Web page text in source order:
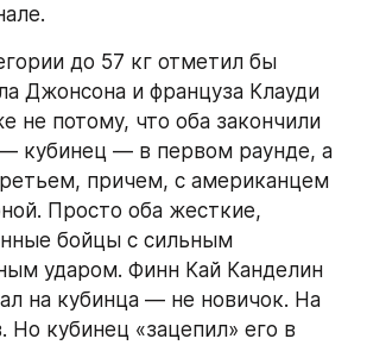
до 57 кг отметил бы
Джонсона и француза Клауди
не потому, что оба закончили
кубинец — в первом раунде, а
причем, с американцем
Просто оба жесткие,
бойцы с сильным
ударом. Финн Кай Канделин
на кубинца — не новичок. На
Но кубинец «зацепил» его в